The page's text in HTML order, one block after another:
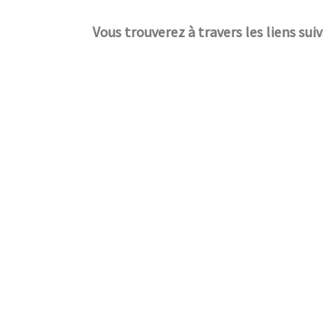
Vous trouverez à travers les liens